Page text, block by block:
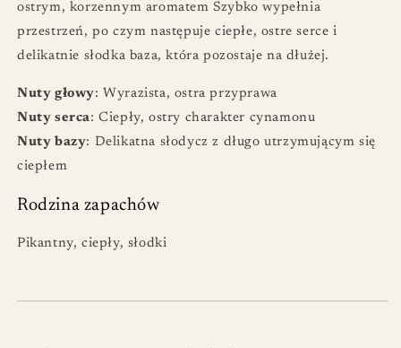
ostrym, korzennym aromatem Szybko wypełnia
przestrzeń, po czym następuje ciepłe, ostre serce i
delikatnie słodka baza, która pozostaje na dłużej.
Nuty głowy: Wyrazista, ostra przyprawa
Nuty serca: Ciepły, ostry charakter cynamonu
Nuty bazy: Delikatna słodycz z długo utrzymującym się
ciepłem
Rodzina zapachów
Pikantny, ciepły, słodki